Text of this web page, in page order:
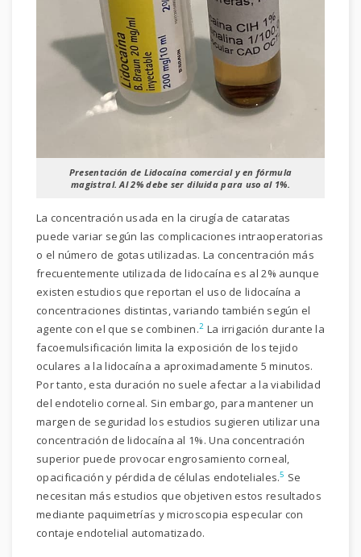
Presentación de Lidocaína comercial y en fórmula
magistral. Al 2% debe ser diluida para uso al 1%.
La concentración usada en la cirugía de cataratas
puede variar según las complicaciones intraoperatorias
o el número de gotas utilizadas. La concentración más
frecuentemente utilizada de lidocaína es al 2% aunque
existen estudios que reportan el uso de lidocaína a
concentraciones distintas, variando también según el
agente con el que se combinen.2 La irrigación durante la
facoemulsificación limita la exposición de los tejido
oculares a la lidocaína a aproximadamente 5 minutos.
Por tanto, esta duración no suele afectar a la viabilidad
del endotelio corneal. Sin embargo, para mantener un
margen de seguridad los estudios sugieren utilizar una
concentración de lidocaína al 1%. Una concentración
superior puede provocar engrosamiento corneal,
opacificación y pérdida de células endoteliales.5 Se
necesitan más estudios que objetiven estos resultados
mediante paquimetrías y microscopia especular con
contaje endotelial automatizado.